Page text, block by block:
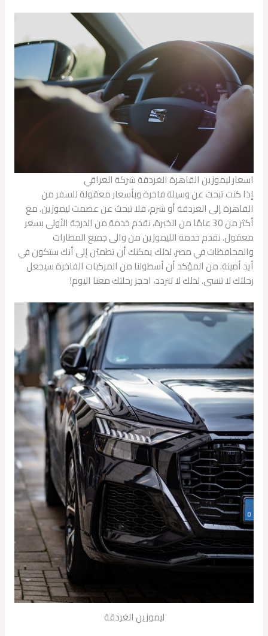
اسعار ليموزين القاهرة الغردقة شركة العراقي
إذا كنت تبحث عن وسيلة فاخرة وبأسعار معقولة للسفر من
القاهرة إلى الغردقة أو شرم، فلا تبحث عن عصمت ليموزين. مع
أكثر من 30 عامًا من الخبرة، نقدم خدمة من الدرجة الأولى بسعر
معقول. نقدم خدمة الليموزين من والى جميع المطارات
والمحافظات في مصر، لذلك يمكنك أن تطمئن إلى أنك ستكون في
أيد أمينة. من المؤكد أن أسطولنا من المركبات الفاخرة سيجعل
رحلتك لا تنسى. لذلك لا تتردد، احجز رحلتك معنا اليوم!
ليموزين الغردقة